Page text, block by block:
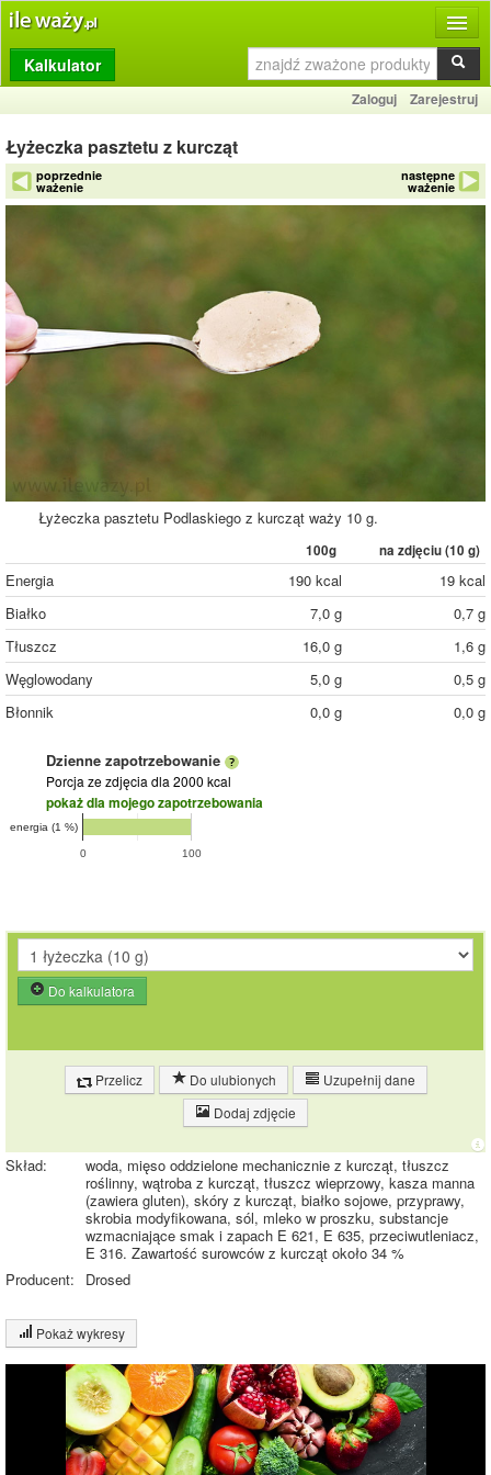
Produkty
Dziennik
Przelicznik
Porównywarka
O stronie
Kalkulator
Zaloguj Zarejestruj
Łyżeczka pasztetu z kurcząt
poprzednie
ważenie
następne
ważenie
Łyżeczka pasztetu Podlaskiego z kurcząt waży 10 g.
100g na zdjęciu (10 g)
Energia 190 kcal
19 kcal
Białko
7,0 g
0,7 g
Tłuszcz
16,0 g
1,6 g
Węglowodany
5,0 g
0,5 g
Błonnik
0,0 g 0,0 g
Dzienne zapotrzebowanie
Porcja ze zdjęcia dla 2000 kcal
pokaż dla mojego zapotrzebowania
0 100
energia (1 %)
Do kalkulatora
Przelicz Do ulubionych
Uzupełnij dane
Dodaj zdjęcie
Skład:
woda, mięso oddzielone mechanicznie z kurcząt, tłuszcz
roślinny, wątroba z kurcząt, tłuszcz wieprzowy, kasza manna
(zawiera gluten), skóry z kurcząt, białko sojowe, przyprawy,
skrobia modyfikowana, sól, mleko w proszku, substancje
wzmacniające smak i zapach E 621, E 635, przeciwutleniacz,
E 316. Zawartość surowców z kurcząt około 34 %
Producent:
Drosed
Pokaż wykresy
Wykres składu produktu
Białko (7%)
Tłuszcz (16%)
Węglowodany
(5%)
Pozostałe (72%)
7%
16%